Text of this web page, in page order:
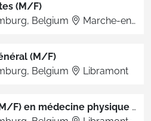
(M/F)
Belgium Marche-en-Famenne
(M/F)
Belgium Libramont
Médecin spécialiste (M/F) en médecine physique et réadaptation